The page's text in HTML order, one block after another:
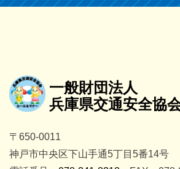
一般財団法人
兵庫県交通安全協
〒650-0011
神戸市中央区下山手通5丁目5番14号